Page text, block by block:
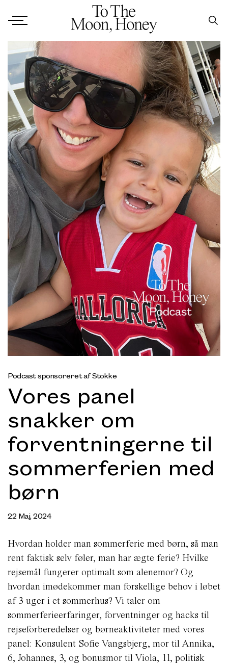
Podcast sponsoreret af Stokke
Vores panel
snakker om
forventningerne til
sommerferien med
børn
22 Maj, 2024
Hvordan holder man sommerferie med børn, så man
rent faktisk selv føler, man har ægte ferie? Hvilke
rejsemål fungerer optimalt som alenemor? Og
hvordan imødekommer man forskellige behov i løbet
af 3 uger i et sommerhus? Vi taler om
sommerferieerfaringer, forventninger og hacks til
rejseforberedelser og børneaktiviteter med vores
panel: Konsulent Sofie Vangsbjerg, mor til Annika,
6, Johannes, 3, og bonusmor til Viola, 11, politisk